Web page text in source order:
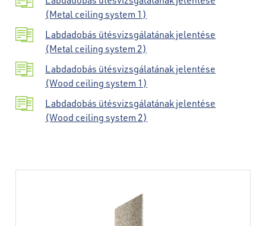
(Metal ceiling system 1)
Labdadobás ütésvizsgálatának jelentése
(Metal ceiling system 2)
Labdadobás ütésvizsgálatának jelentése
(Wood ceiling system 1)
Labdadobás ütésvizsgálatának jelentése
(Wood ceiling system 2)